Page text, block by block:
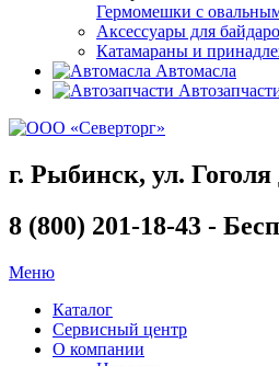
Гермомешки с
Аксессуары для
Катамараны и
Автомасла
г. Рыбинск, ул. Гоголя
8 (800) 201-18-43 -
Меню
Каталог
Сервисный центр
О компании